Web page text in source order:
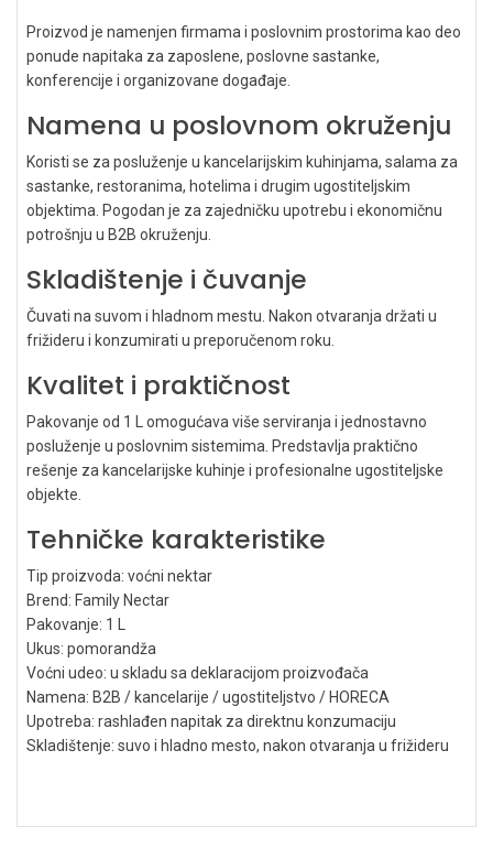
Proizvod je namenjen firmama i poslovnim prostorima kao deo
ponude napitaka za zaposlene, poslovne sastanke,
konferencije i organizovane događaje.
Namena u poslovnom okruženju
Koristi se za posluženje u kancelarijskim kuhinjama, salama za
sastanke, restoranima, hotelima i drugim ugostiteljskim
objektima. Pogodan je za zajedničku upotrebu i ekonomičnu
potrošnju u B2B okruženju.
Skladištenje i čuvanje
Čuvati na suvom i hladnom mestu. Nakon otvaranja držati u
frižideru i konzumirati u preporučenom roku.
Kvalitet i praktičnost
Pakovanje od 1 L omogućava više serviranja i jednostavno
posluženje u poslovnim sistemima. Predstavlja praktično
rešenje za kancelarijske kuhinje i profesionalne ugostiteljske
objekte.
Tehničke karakteristike
Tip proizvoda: voćni nektar
Brend: Family Nectar
Pakovanje: 1 L
Ukus: pomorandža
Voćni udeo: u skladu sa deklaracijom proizvođača
Namena: B2B / kancelarije / ugostiteljstvo / HORECA
Upotreba: rashlađen napitak za direktnu konzumaciju
Skladištenje: suvo i hladno mesto, nakon otvaranja u frižideru